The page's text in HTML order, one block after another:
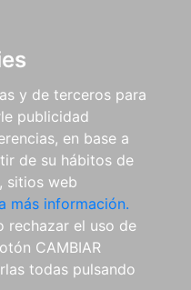
y de terceros para
publicidad
en base a
de su hábitos de
sitios web
más información.
rechazar el uso de
CAMBIAR
todas pulsando